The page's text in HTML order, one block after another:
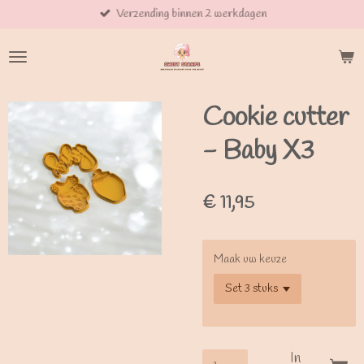
naar
de
Verzending binnen 2 werkdagen
Cookie cutter
- Baby X3
€ 11,95
Maak uw keuze
In